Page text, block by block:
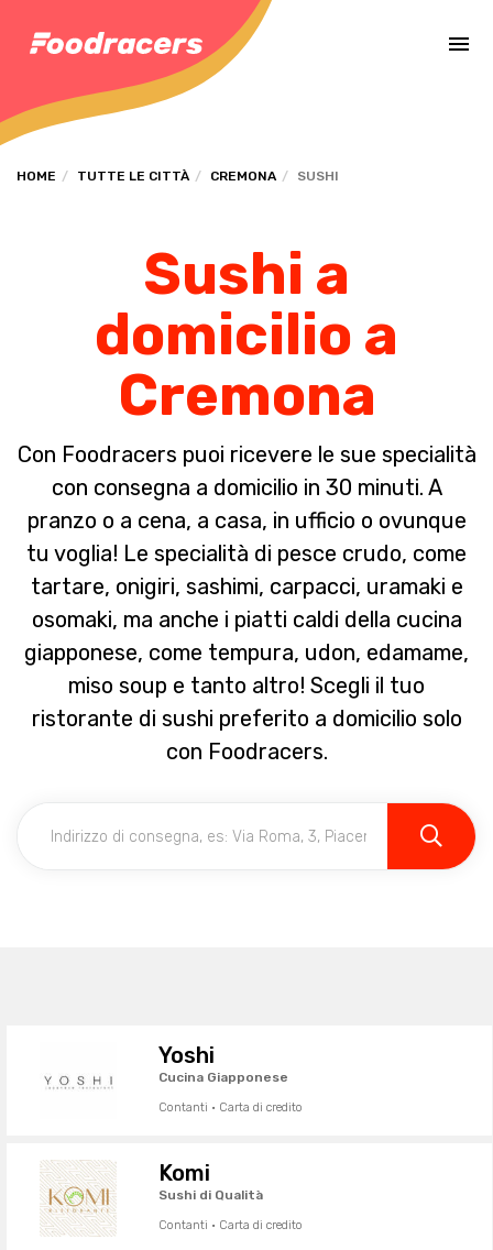
HOME TUTTE LE CITTÀ CREMONA SUSHI
Sushi a
domicilio a
Cremona
Con Foodracers puoi ricevere le sue specialità
con consegna a domicilio in 30 minuti. A
pranzo o a cena, a casa, in ufficio o ovunque
tu voglia! Le specialità di pesce crudo, come
tartare, onigiri, sashimi, carpacci, uramaki e
osomaki, ma anche i piatti caldi della cucina
giapponese, come tempura, udon, edamame,
miso soup e tanto altro! Scegli il tuo
ristorante di sushi preferito a domicilio solo
con Foodracers.
Yoshi
Cucina Giapponese
Contanti · Carta di credito
Komi
Sushi di Qualità
Contanti · Carta di credito